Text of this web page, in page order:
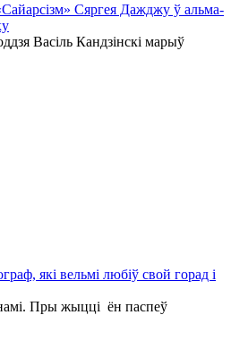
Сяргея Дажджу ў альма-
Васіль Кандзінскі марыў
які вельмі любіў свой горад і
Пры жыцці ён паспеў